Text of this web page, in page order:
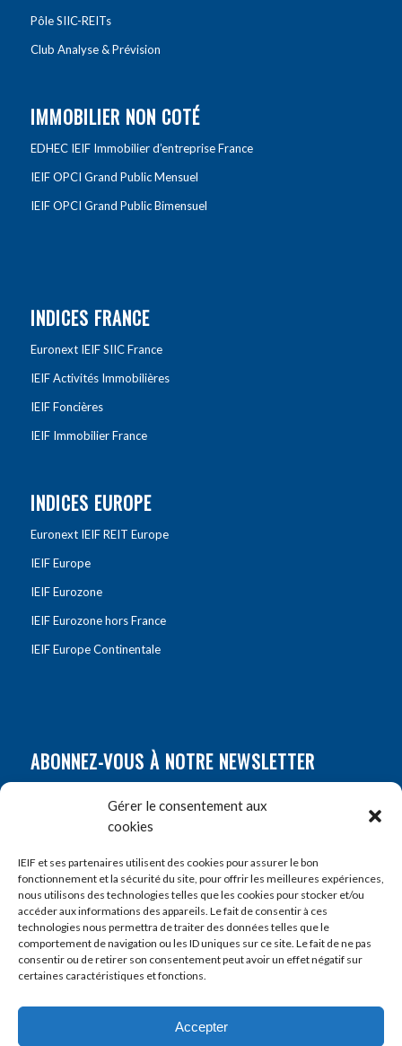
Gérer le consentement aux
cookies
IEIF et ses partenaires utilisent des cookies pour assurer le bon
fonctionnement et la sécurité du site, pour offrir les meilleures expériences,
nous utilisons des technologies telles que les cookies pour stocker et/ou
accéder aux informations des appareils. Le fait de consentir à ces
technologies nous permettra de traiter des données telles que le
comportement de navigation ou les ID uniques sur ce site. Le fait de ne pas
consentir ou de retirer son consentement peut avoir un effet négatif sur
certaines caractéristiques et fonctions.
Accepter
Pôle SIIC-REITs
Club Analyse & Prévision
IMMOBILIER NON COTÉ
EDHEC IEIF Immobilier d’entreprise France
IEIF OPCI Grand Public Mensuel
IEIF OPCI Grand Public Bimensuel
INDICES FRANCE
Euronext IEIF SIIC France
IEIF Activités Immobilières
IEIF Foncières
IEIF Immobilier France
INDICES EUROPE
Euronext IEIF REIT Europe
IEIF Europe
IEIF Eurozone
IEIF Eurozone hors France
IEIF Europe Continentale
ABONNEZ-VOUS À NOTRE NEWSLETTER
Prénom*
E-mail*